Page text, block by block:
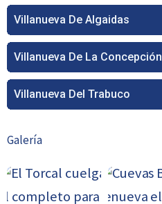
Villanueva De Algaidas
Villanueva De La Concepción
Villanueva Del Trabuco
Galería